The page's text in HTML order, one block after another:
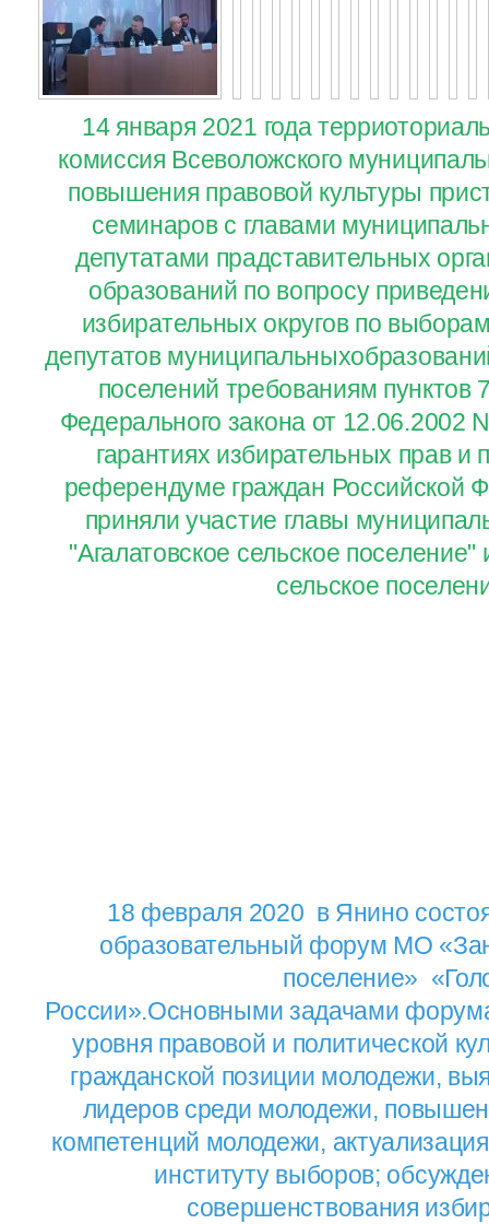
14 января 2021 года
комиссия Всеволожского
повышения правовой культуры
семинаров с главами
депутатами прадставительных
образований по вопросу
избирательных округов по
депутатов
поселений требованиям пунктов
Федерального закона от
гарантиях избирательных прав и
референдуме граждан Российской
приняли участие главы
"Агалатовское сельское
сельское
18 февраля 2020 в Янино
образовательный форум МО
поселение»
России».Основными задачами
уровня правовой и политической
гражданской позиции молодежи,
лидеров среди молодежи,
компетенций молодежи,
институту выборов;
совершенствования